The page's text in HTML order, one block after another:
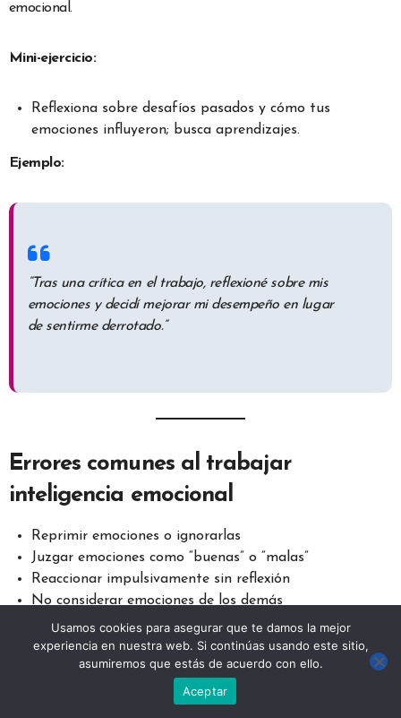
emocional.
Mini-ejercicio:
Reflexiona sobre desafíos pasados y cómo tus
emociones influyeron; busca aprendizajes.
Ejemplo:
“Tras una crítica en el trabajo, reflexioné sobre mis
emociones y decidí mejorar mi desempeño en lugar
de sentirme derrotado.”
Errores comunes al trabajar
inteligencia emocional
Reprimir emociones o ignorarlas
Juzgar emociones como “buenas” o “malas”
Reaccionar impulsivamente sin reflexión
No considerar emociones de los demás
Evitar la autoconciencia y reflexión diaria
Evitar estos errores permite
gestionar emociones, mejorar
relaciones y tomar decisiones más equilibradas y
Usamos cookies para asegurar que te damos la mejor
experiencia en nuestra web. Si continúas usando este sitio,
asumiremos que estás de acuerdo con ello.
Aceptar